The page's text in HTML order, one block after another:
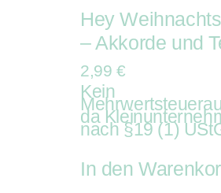
Hey
– Akkorde und
2,99 €
Kein
da
nach §19 (1)
In den